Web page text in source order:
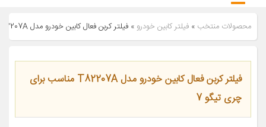
محصولات منتخب » فیلتر کابین خودرو » فیلتر کربن فعال کابین خودرو مدل T82207A مناسب برای چری تیگو 7
فیلتر کربن فعال کابین خودرو مدل T82207A مناسب برای
چری تیگو 7